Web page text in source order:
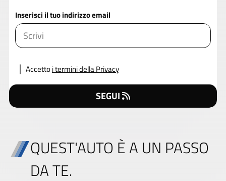
Inserisci il tuo indirizzo email
Accettoi termini della Privacy
SEGUI
QUEST'AUTO È A UN PASSO
DA TE.